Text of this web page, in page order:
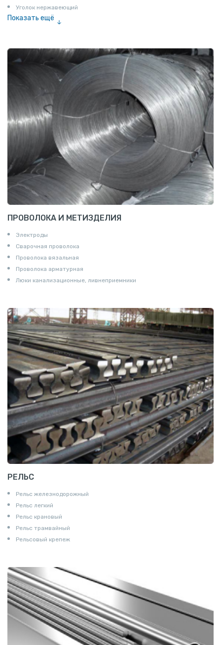
Уголок нержавеющий
Показать ещё
ПРОВОЛОКА И МЕТИЗДЕЛИЯ
Электроды
Сварочная проволока
Проволока вязальная
Проволока арматурная
Люки канализационные, ливнеприемники
РЕЛЬС
Рельс железнодорожный
Рельс легкий
Рельс крановый
Рельс трамвайный
Рельсовый крепеж